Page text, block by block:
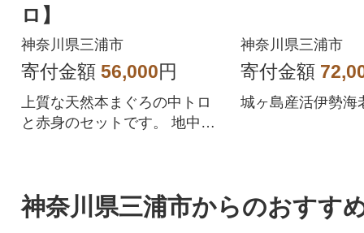
ロ】
神奈川県三浦市
寄付金額 56,000円
上質な天然本まぐろの中トロ
と赤身のセットです。 地中海
蔵庫で保管されるので、新鮮
なまま味わえます。
神奈川県三浦市
寄付金額
城ヶ島産活伊勢海
神奈川県三浦市からのおすす